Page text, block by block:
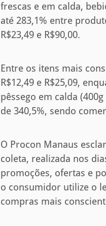
frescas e em calda,
até 283,1% entre
R$23,49 e R$90,00.
Entre os itens mais
R$12,49 e R$25,09,
pêssego em calda
de 340,5%, sendo
O Procon Manaus
coleta, realizada nos
promoções, ofertas e
o consumidor utilize o
compras mais